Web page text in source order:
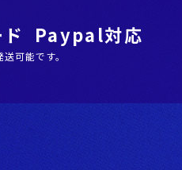
ド Paypal対応
可能です。